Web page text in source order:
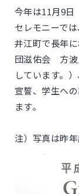
今年は11月9日
セレモニーで
井江町で長年
団滋佑会 方
しています。
宣誓、学生へ
ます。
注）写真は昨年